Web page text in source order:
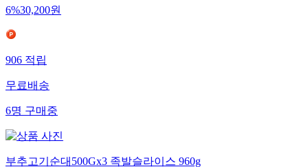
6%30,200원
906적립
무료배송
6명구매중